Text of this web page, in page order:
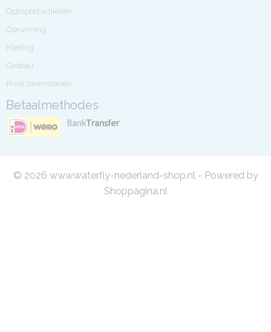
Optisport artikelen
Opruiming
Kleding
Cadeau
Privé zwembaden
Betaalmethodes
© 2026 www.waterfly-nederland-shop.nl - Powered by
Shoppagina.nl